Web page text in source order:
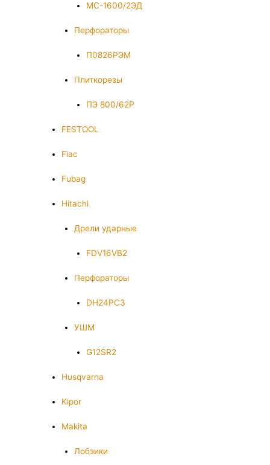
МС-1600/2ЭД
Перфораторы
П0826РЭМ
Плиткорезы
ПЭ 800/62Р
FESTOOL
Fiac
Fubag
Hitachi
Дрели ударные
FDV16VB2
Перфораторы
DH24PC3
УШМ
G12SR2
Husqvarna
Kipor
Makita
Лобзики